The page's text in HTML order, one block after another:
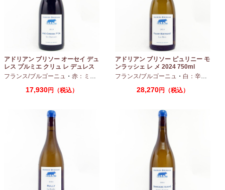
アドリアン ブリソー オーセイ デュ
レス プルミエ クリュ レ デュレス
2024 750ml
フランス/ブルゴーニュ ・ 赤：ミディアムボディ ・ピノノワール
17,930円（税込）
アドリアン ブリソー ピュリニー モ
ンラッシェ レ メ 2024 750ml
フランス/ブルゴーニュ ・ 白：辛口
28,270円（税込）